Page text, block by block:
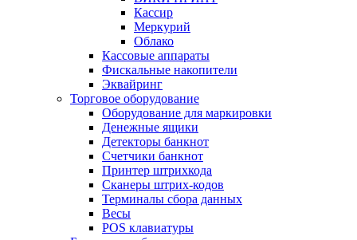
Кассир
Меркурий
Облако
Кассовые аппараты
Фискальные накопители
Эквайринг
Торговое оборудование
Оборудование для маркировки
Денежные ящики
Детекторы банкнот
Счетчики банкнот
Принтер штрихкода
Сканеры штрих-кодов
Терминалы сбора данных
Весы
POS клавиатуры